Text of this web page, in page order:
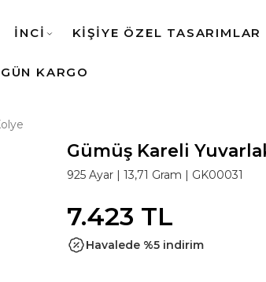
İNCİ KİŞİYE ÖZEL TASARIMLAR
KARGO
Gümüş Kareli
925 Ayar | 13,71 Gram | GK00031
7.423 TL
Havalede %5 indirim